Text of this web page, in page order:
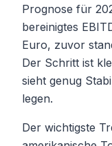
Prognose für
bereinigtes
Euro, zuvor
Der Schritt ist
sieht genug
legen.
Der wichtigste